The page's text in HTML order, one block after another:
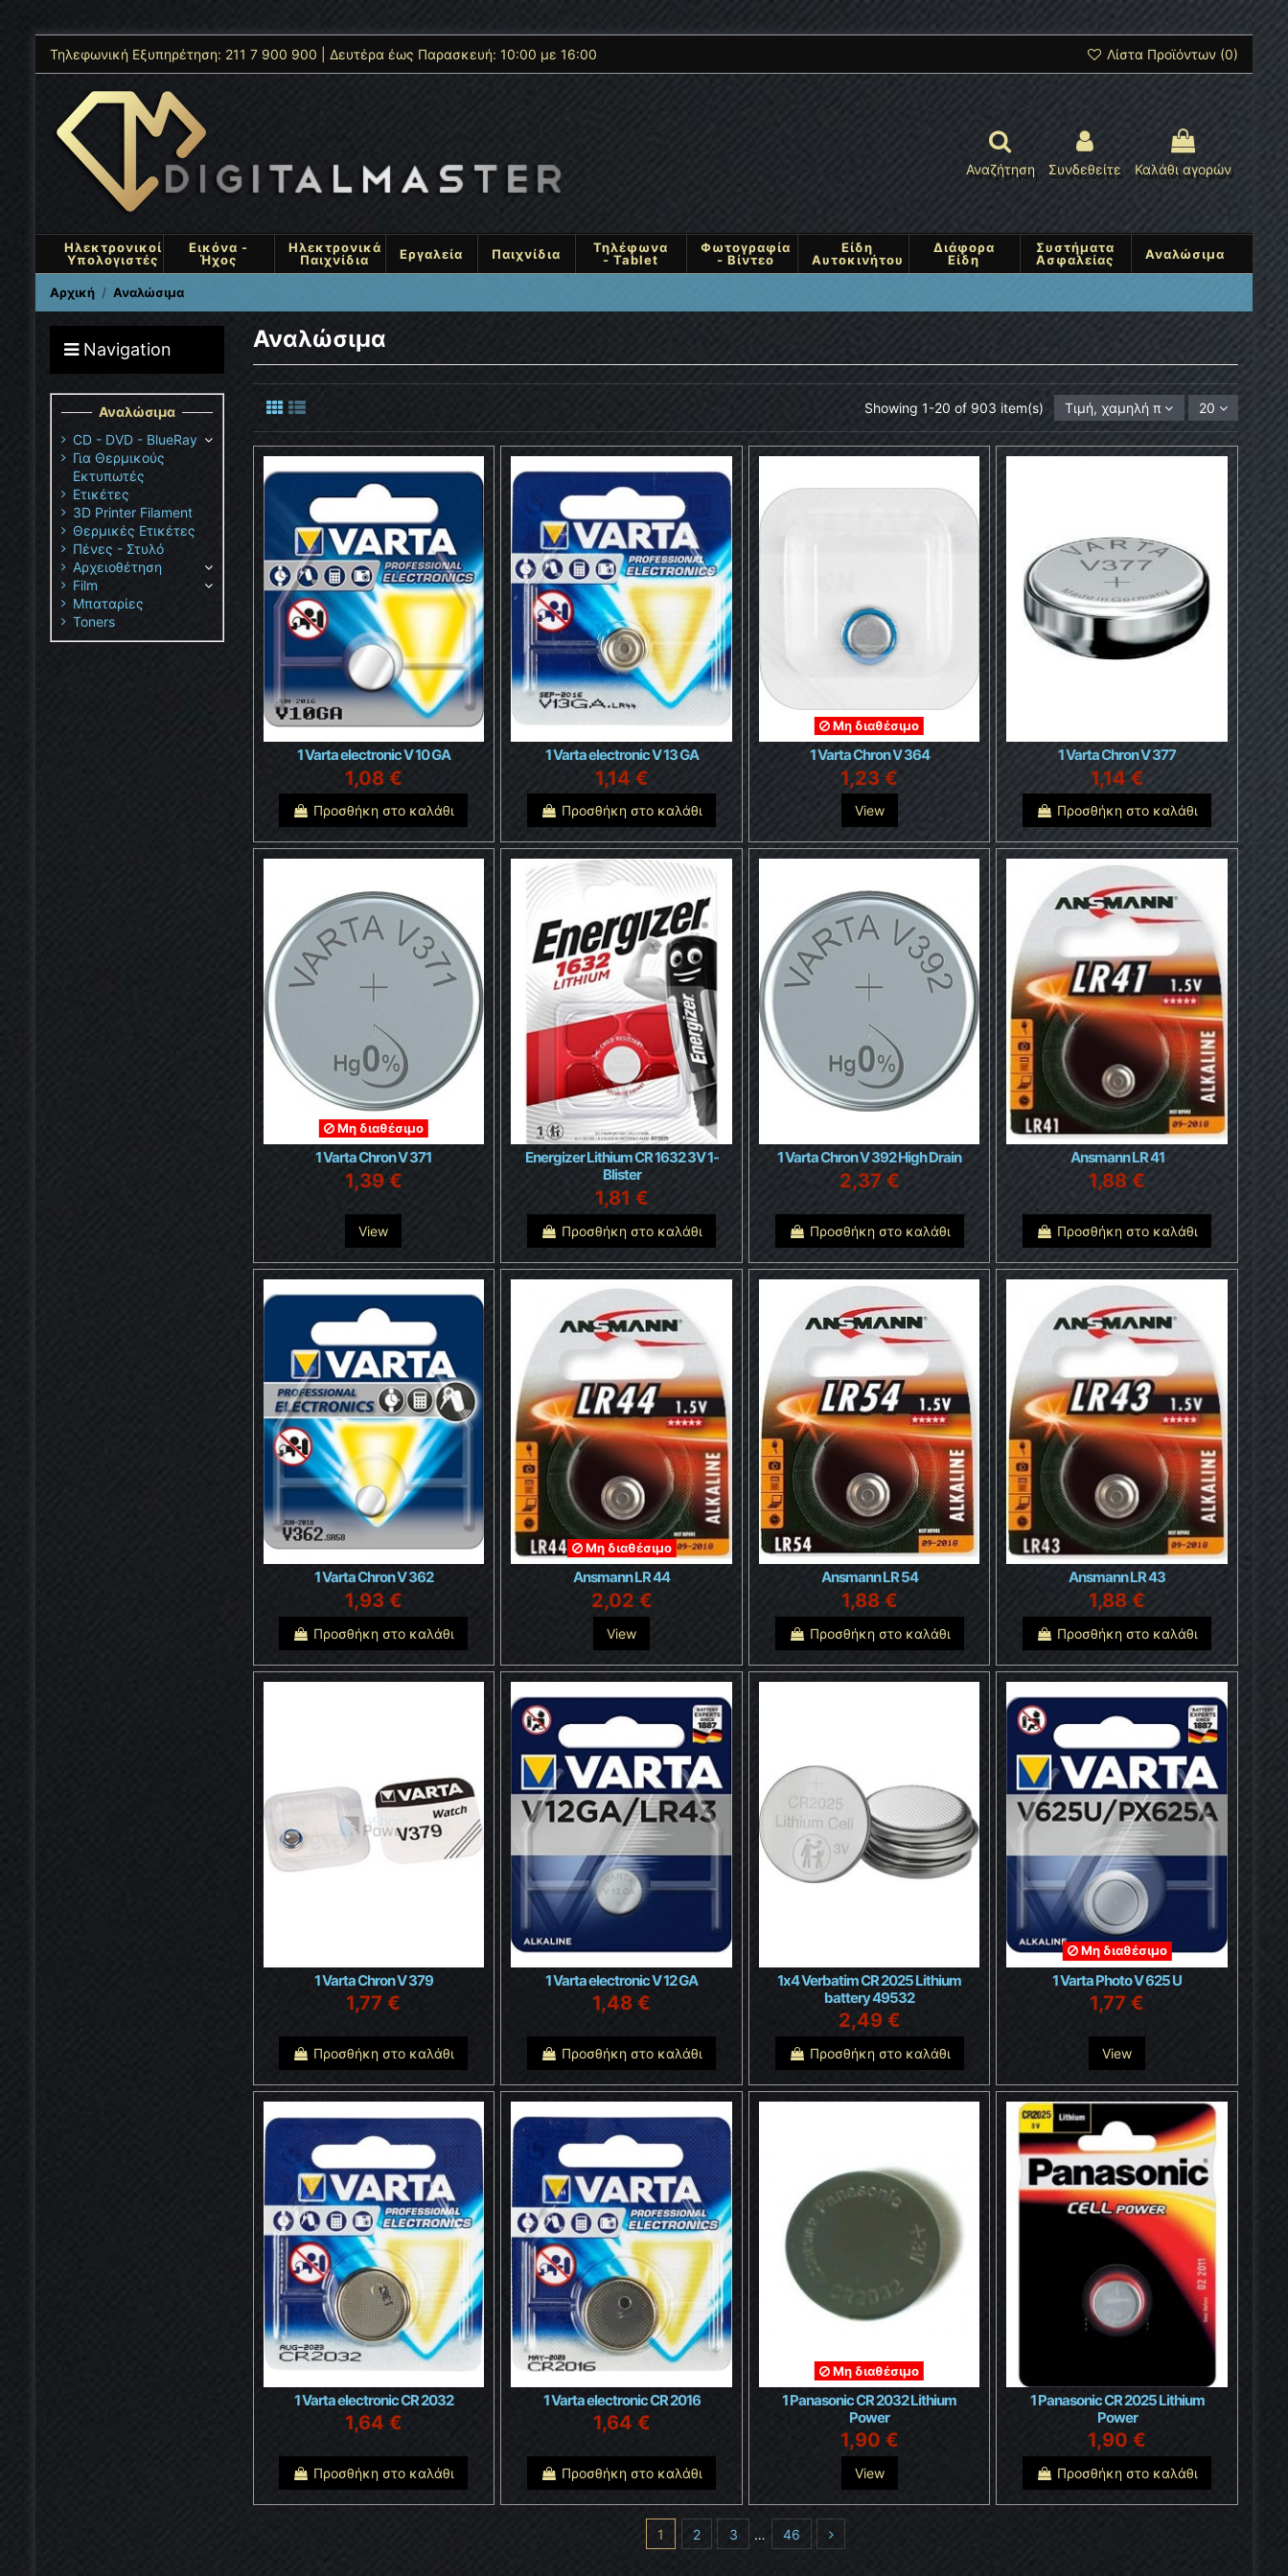
Τηλεφωνική Εξυπηρέτηση: 211 7 900 900 | Δευτέρα έως Παρασκευή: 10:00 με 16:00 Λίστα Προϊόντων (0)
Αναζήτηση Συνδεθείτε Καλάθι αγορών
Ηλεκτρονικοί
Υπολογιστές
Εικόνα -
Ήχος
Ηλεκτρονικά
Παιχνίδια
Εργαλεία Παιχνίδια
Τηλέφωνα
- Tablet
Φωτογραφία
- Βίντεο
Είδη
Αυτοκινήτου
Διάφορα
Είδη
Συστήματα
Ασφαλείας
Αναλώσιμα
Αρχική Αναλώσιμα
Αναλώσιμα
Showing 1-20 of 903 item(s) Τιμή, χαμηλή προς υψηλή
20
1 Varta electronic V 10 GA
1,08 €
Προσθήκη στο καλάθι
1 Varta electronic V 13 GA
1,14 €
Προσθήκη στο καλάθι
Μη διαθέσιμο
1 Varta Chron V 364
1,23 €
View
1 Varta Chron V 377
1,14 €
Προσθήκη στο καλάθι
Μη διαθέσιμο
1 Varta Chron V 371
1,39 €
View
Energizer Lithium CR 1632 3V 1-
Blister
1,81 €
Προσθήκη στο καλάθι
1 Varta Chron V 392 High Drain
2,37 €
Προσθήκη στο καλάθι
Ansmann LR 41
1,88 €
Προσθήκη στο καλάθι
1 Varta Chron V 362
1,93 €
Προσθήκη στο καλάθι
Μη διαθέσιμο
Ansmann LR 44
2,02 €
View
Ansmann LR 54
1,88 €
Προσθήκη στο καλάθι
Ansmann LR 43
1,88 €
Προσθήκη στο καλάθι
1 Varta Chron V 379
1,77 €
Προσθήκη στο καλάθι
1 Varta electronic V 12 GA
1,48 €
Προσθήκη στο καλάθι
1x4 Verbatim CR 2025 Lithium
battery 49532
2,49 €
Προσθήκη στο καλάθι
Μη διαθέσιμο
1 Varta Photo V 625 U
1,77 €
View
1 Varta electronic CR 2032
1,64 €
Προσθήκη στο καλάθι
1 Varta electronic CR 2016
1,64 €
Προσθήκη στο καλάθι
Μη διαθέσιμο
1 Panasonic CR 2032 Lithium
Power
1,90 €
View
1 Panasonic CR 2025 Lithium
Power
1,90 €
Προσθήκη στο καλάθι
1 2 3 … 46
Navigation
Αναλώσιμα
CD - DVD - BlueRay
Για Θερμικούς
Εκτυπωτές
Ετικέτες
3D Printer Filament
Θερμικές Ετικέτες
Πένες - Στυλό
Αρχειοθέτηση
Film
Μπαταρίες
Toners